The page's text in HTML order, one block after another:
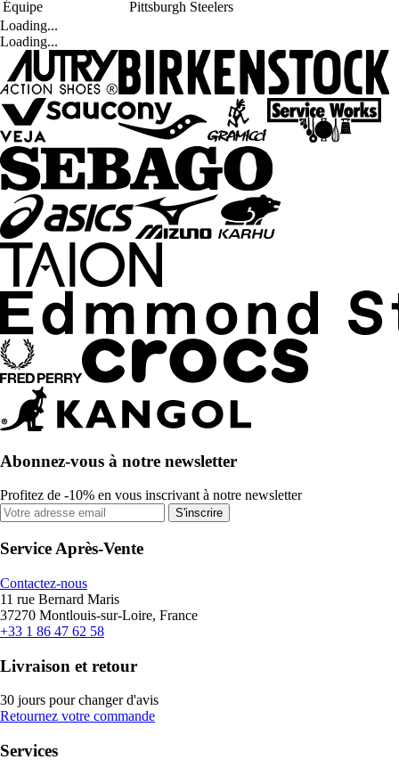
Équipe
Pittsburgh Steelers
Loading...
Loading...
Abonnez-vous à notre newsletter
Profitez de -10% en vous inscrivant à notre newsletter
S'inscrire
Service Après-Vente
Contactez-nous
11 rue Bernard Maris
37270 Montlouis-sur-Loire, France
+33 1 86 47 62 58
Livraison et retour
30 jours pour changer d'avis
Retournez votre commande
Services